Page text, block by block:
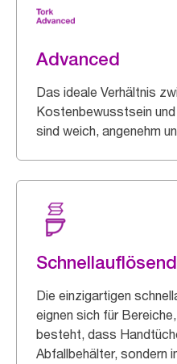
Advanced
Das ideale Verhältnis
Kostenbewusstsein
sind weich, angenehm
Schnellauflösend
Die einzigartigen
eignen sich für
besteht, dass
Abfallbehälter, sondern